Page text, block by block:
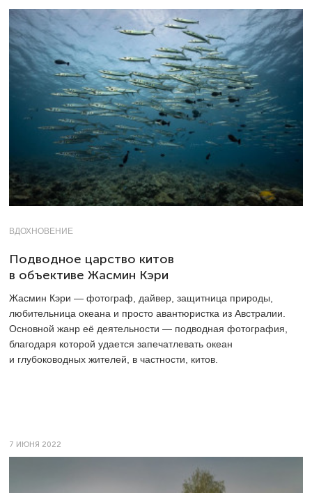
ВДОХНОВЕНИЕ
Подводное царство китов
в объективе Жасмин Кэри
Жасмин Кэри — фотограф, дайвер, защитница природы,
любительница океана и просто авантюристка из Австралии.
Основной жанр её деятельности — подводная фотография,
благодаря которой удается запечатлевать океан
и глубоководных жителей, в частности, китов.
7 ИЮНЯ 2022